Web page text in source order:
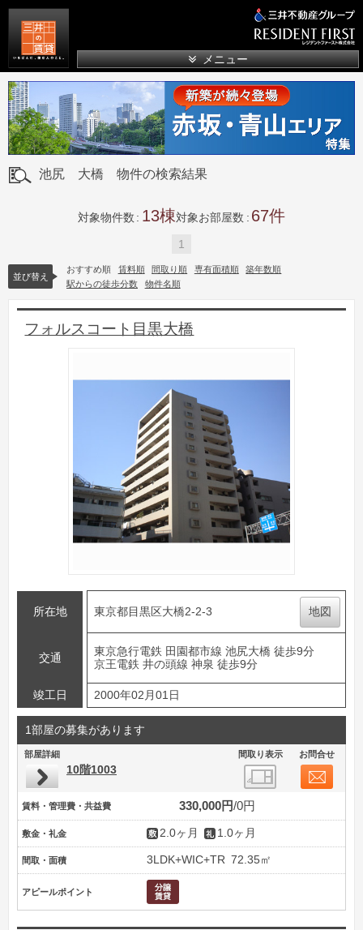
メニュー
池尻 大橋 物件の検索結果
対象物件数 13 対象お部屋数 67
1
並び替え
おすすめ順 賃料順 間取り順 専有面積順
築年数順
駅からの徒歩分数
物件名順
フォルスコート目黒大橋
所在地 東京都目黒区大橋2-2-3 地図
交通
東京急行電鉄 田園都市線 池尻大橋 徒歩9分
京王電鉄 井の頭線 神泉 徒歩9分
竣工日 2000年02月01日
1部屋の募集があります
部屋詳細 間取り表示 お問合せ
10階1003
賃料・管理費・共益費 330,000円 0円
敷金・礼金 2.0ヶ月 1.0ヶ月
間取・面積 3LDK+WIC+TR 72.35㎡
アピールポイント